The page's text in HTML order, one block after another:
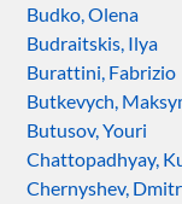
Budko, Olena
Budraitskis, Ilya
Burattini, Fabrizio
Butkevych,
Butusov, Youri
Chattopadhyay,
Chernyshev,